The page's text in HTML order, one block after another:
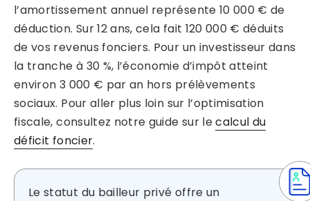
l’amortissement annuel représente 10 000 € de
déduction. Sur 12 ans, cela fait 120 000 € déduits
de vos revenus fonciers. Pour un investisseur dans
la tranche à 30 %, l’économie d’impôt atteint
environ 3 000 € par an hors prélèvements
sociaux. Pour aller plus loin sur l’optimisation
fiscale, consultez notre guide sur lecalcul du
déficit foncier.
Le statut du bailleur privé offre un